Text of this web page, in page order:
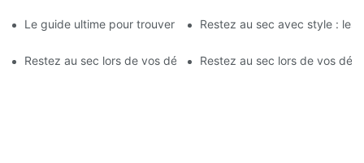
Le guide ultime pour trouver le meilleur sac étanche
Restez au sec avec style : les
Restez au sec lors de vos déplacements : les meilleurs sacs
Restez au sec lors de vos